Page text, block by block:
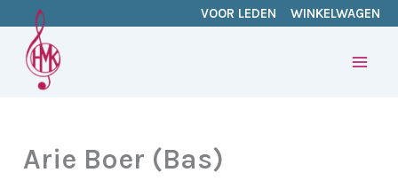
inhoud
VOOR LEDEN WINKELWAGEN
Arie Boer (Bas)